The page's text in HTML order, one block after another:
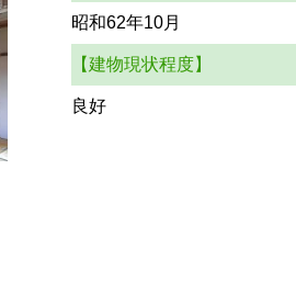
昭和62年10月
【建物現状程度】
良好